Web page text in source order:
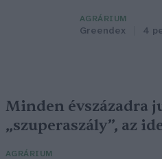
AGRÁRIUM
Greendex 4
Minden évszázadra
„szuperaszály”, az
AGRÁRIUM